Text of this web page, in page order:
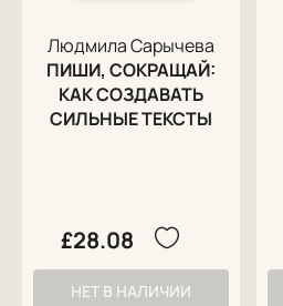
Людмила Сарычева
ПИШИ, СОКРАЩАЙ:
КАК СОЗДАВАТЬ
СИЛЬНЫЕ ТЕКСТЫ
£28.08
НЕТ В НАЛИЧИИ